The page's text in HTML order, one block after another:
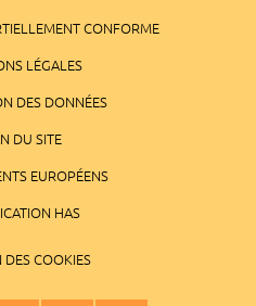
CONFORME
LÉGALES
DES DONNÉES
DU SITE
EUROPÉENS
HAS
DES COOKIES